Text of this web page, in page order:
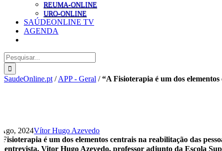
REUMA-ONLINE
URO-ONLINE
SAÚDEONLINE TV
AGENDA
Pesquisar
SaudeOnline.pt /APP - Geral /“A Fisioterapia é um dos
2024Vítor Hugo Azevedo
Fisioterapia é um dos elementos centrais na reabilitação das
entrevista, Vitor Hugo Azevedo, professor adjunto da Escola